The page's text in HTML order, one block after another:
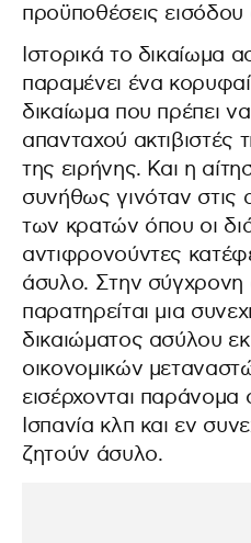
προϋποθέσεις
Ιστορικά το δικαίωμα
παραμένει ένα
δικαίωμα που πρέπει
απανταχού ακτιβιστές
της ειρήνης. Και η
συνήθως γινόταν στις
των κρατών όπου οι
αντιφρονούντες
άσυλο. Στην σύγχρονη
παρατηρείται μια
δικαιώματος ασύλου
οικονομικών
εισέρχονται παράνομα
Ισπανία κλπ και εν
ζητούν άσυλο.